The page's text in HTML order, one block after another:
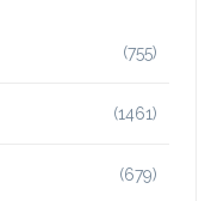
(755)
(1461)
(679)